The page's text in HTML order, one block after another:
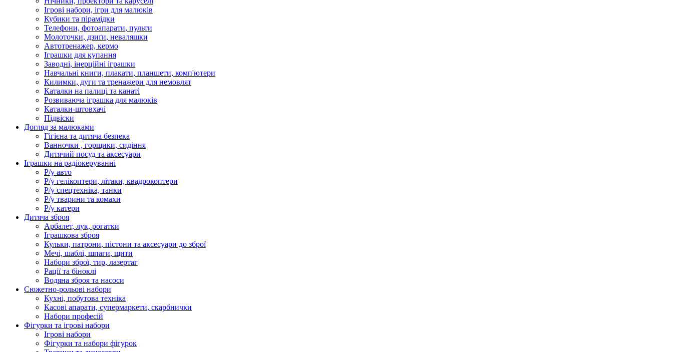
Ігрові набори, ігри для малюків
Кубики та пірамідки
Телефони, фотоапарати, пульти
Молоточки, дзиґи, неваляшки
Автотренажер, кермо
Іграшки для купання
Заводні, інерційні іграшки
Навчальні книги, плакати, планшети, комп'ютери
Килимки, дуги та тренажери для немовлят
Каталки на палиці та канаті
Розвиваюча іграшка для малюків
Каталки-штовхачі
Підвіски
Догляд за малюками
Гігієна та дитяча безпека
Ванночки , горщики, сидіння
Дитячий посуд та аксесуари
Іграшки на радіокеруванні
Р/у авто
Р/у гелікоптери, літаки, квадрокоптери
Р/у спецтехніка, танки
Р/у тварини та комахи
Р/у катери
Дитяча зброя
Арбалет, лук, рогатки
Іграшкова зброя
Кульки, патрони, пістони та аксесуари до зброї
Мечі, шаблі, шпаги, щити
Набори зброї, тир, лазертаг
Рації та біноклі
Водяна зброя та насоси
Сюжетно-рольові набори
Кухні, побутова техніка
Касові апарати, супермаркети, скарбнички
Набори професій
Фігурки та ігрові набори
Ігрові набори
Фігурки та набори фігурок